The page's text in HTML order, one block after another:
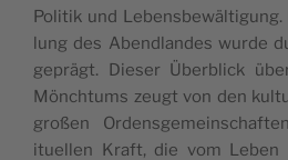
Poli­tik und
lung des Abend­lan­des wurde
geprägt. Dieser Überblick
Mönch­tums zeugt von den
großen
ituellen Kraft, die vom Leben